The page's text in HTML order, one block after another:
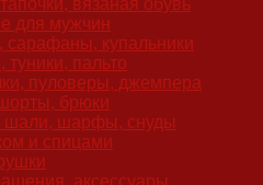
вязаная обувь
для мужчин
сарафаны, купальники
туники, пальто
пуловеры, джемпера
брюки
шали, шарфы, снуды
и спицами
аксессуары